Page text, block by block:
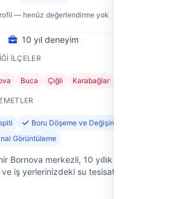
— henüz değerlendirme yok
10 yıl deneyim
İLÇELER
Buca Çiğli Karabağlar
Boru Döşeme ve Değişimi
Görüntüleme
Bornova merkezli, 10 yıllık saha
iş yerlerinizdeki su tesisatı